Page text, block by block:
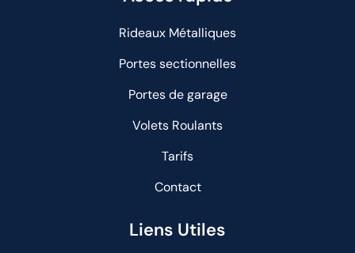
Rideaux Métalliques
Portes sectionnelles
Portes de garage
Volets Roulants
Tarifs
Contact
Liens Utiles